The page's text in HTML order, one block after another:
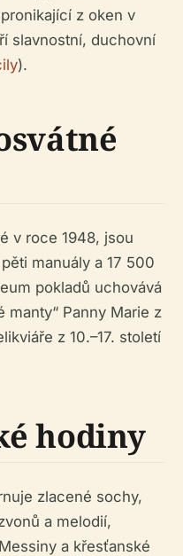
z oken v
slavnostní, duchovní
).
v roce 1948, jsou
manuály a 17 500
pokladů uchovává
manty“ Panny Marie z
z 10.–17. století
hodiny
zlacené sochy,
a melodií,
a křesťanské